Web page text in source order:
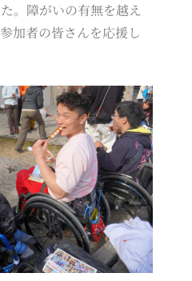
。障がいの有無を越え
加者の皆さんを応援し